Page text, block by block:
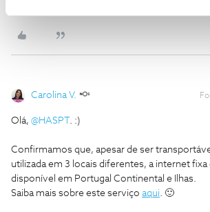
Carolina V.
Olá, @HASPT . :)
Confirmamos que, apesar de ser
utilizada em 3 locais diferentes, a internet fixa
disponível em Portugal Continental e Ilhas.
Saiba mais sobre este serviço aqui. 🙂